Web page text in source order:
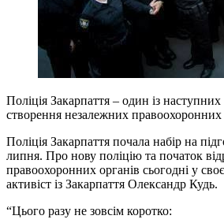
Поліція Закарпаття – один із
створення незалежних правоохоронних
Поліція Закарпаття почала набір на
липня. Про нову поліцію та початок
правоохоронних органів сьогодні у
активіст із Закарпаття Олександр Кудь.
“Цього разу не зовсім коротко: